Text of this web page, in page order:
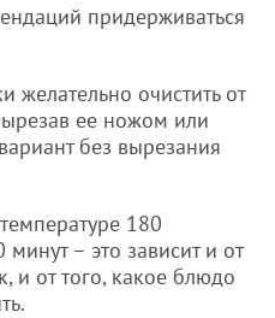
придерживаться
желательно очистить от
ее ножом или
без вырезания
180
– это зависит и от
и от того, какое блюдо